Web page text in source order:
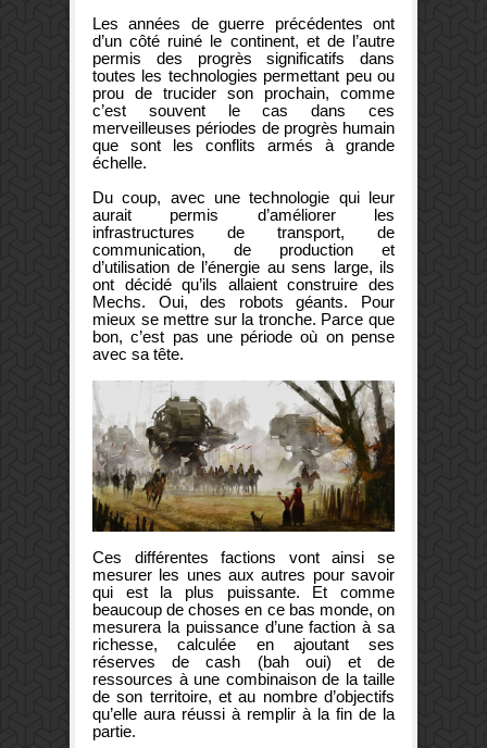
Les années de guerre précédentes ont
d’un côté ruiné le continent, et de l’autre
permis des progrès significatifs dans
toutes les technologies permettant peu ou
prou de trucider son prochain, comme
c’est souvent le cas dans ces
merveilleuses périodes de progrès humain
que sont les conflits armés à grande
échelle.
Du coup, avec une technologie qui leur
aurait permis d’améliorer les
infrastructures de transport, de
communication, de production et
d’utilisation de l’énergie au sens large, ils
ont décidé qu’ils allaient construire des
Mechs. Oui, des robots géants. Pour
mieux se mettre sur la tronche. Parce que
bon, c’est pas une période où on pense
avec sa tête.
Ces différentes factions vont ainsi se
mesurer les unes aux autres pour savoir
qui est la plus puissante. Et comme
beaucoup de choses en ce bas monde, on
mesurera la puissance d’une faction à sa
richesse, calculée en ajoutant ses
réserves de cash (bah oui) et de
ressources à une combinaison de la taille
de son territoire, et au nombre d’objectifs
qu’elle aura réussi à remplir à la fin de la
partie.